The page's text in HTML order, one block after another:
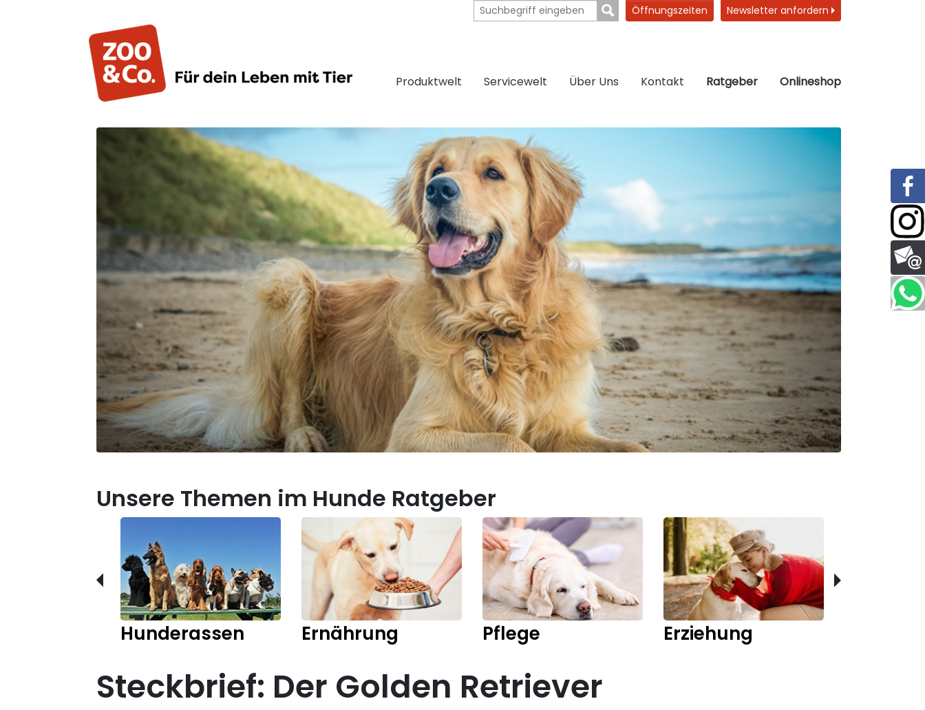
Öffnungszeiten Newsletter anfordern
Produktwelt Servicewelt Über Uns Kontakt Ratgeber Onlineshop
Unsere Themen im Hunde Ratgeber
Hunderassen Ernährung Pflege Erziehung
Steckbrief: Der Golden Retriever